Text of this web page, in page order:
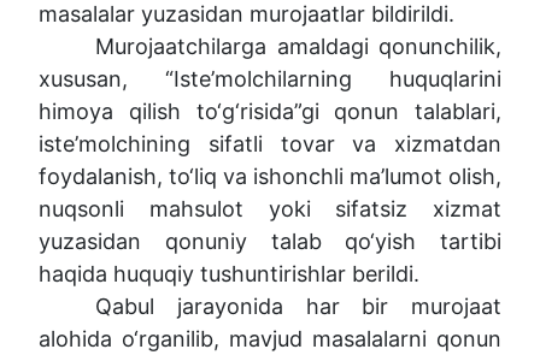
masalalar yuzasidan murojaatlar bildirildi.
Murojaatchilarga amaldagi qonunchilik,
xususan, “Iste’molchilarning huquqlarini
himoya qilish to‘g‘risida”gi qonun talablari,
iste’molchining sifatli tovar va xizmatdan
foydalanish, to‘liq va ishonchli ma’lumot olish,
nuqsonli mahsulot yoki sifatsiz xizmat
yuzasidan qonuniy talab qo‘yish tartibi
haqida huquqiy tushuntirishlar berildi.
Qabul jarayonida har bir murojaat
alohida o‘rganilib, mavjud masalalarni qonun